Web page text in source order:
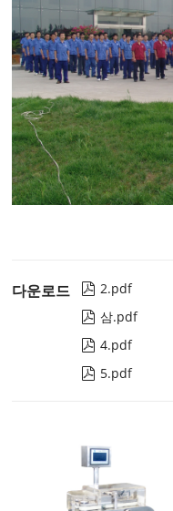
다운로드  2.pdf
 삼.pdf
 4.pdf
 5.pdf